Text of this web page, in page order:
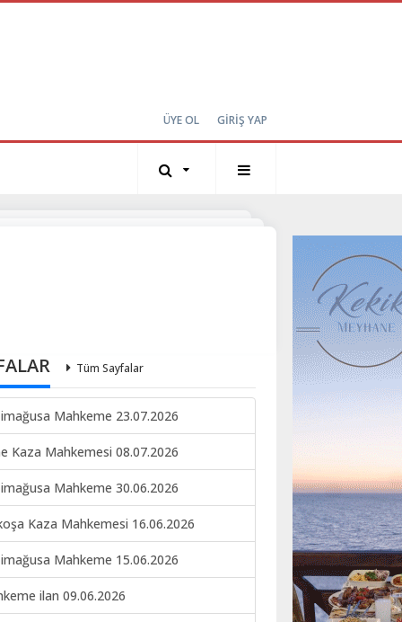
ÜYE OL GİRİŞ YAP
Tüm Sayfalar
Mahkeme 23.07.2026
Kaza Mahkemesi 08.07.2026
Mahkeme 30.06.2026
Kaza Mahkemesi 16.06.2026
Mahkeme 15.06.2026
ilan 09.06.2026